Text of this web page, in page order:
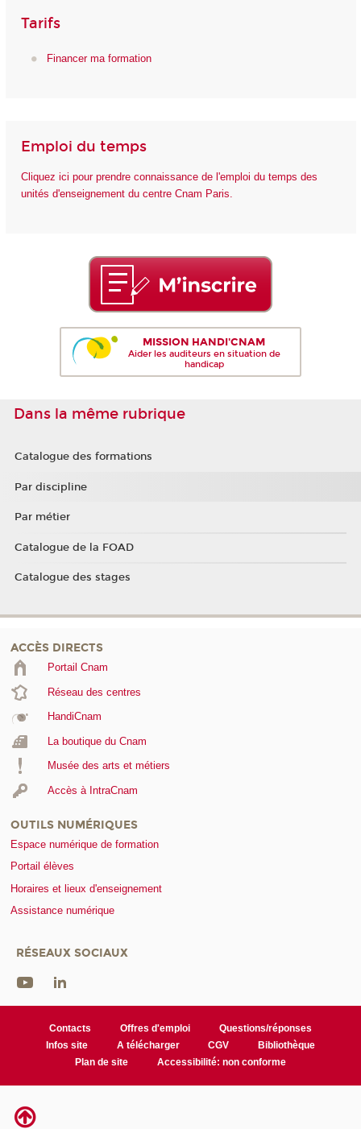
Tarifs
Financer ma formation
Emploi du temps
Cliquez ici pour prendre connaissance de l'emploi du temps des
unités d'enseignement du centre Cnam Paris.
MISSION HANDI'CNAM
Aider les auditeurs en situation de
handicap
Dans la même rubrique
Catalogue des formations
Par discipline
Par métier
Catalogue de la FOAD
Catalogue des stages
ACCÈS DIRECTS
Portail Cnam
Réseau des centres
HandiCnam
La boutique du Cnam
Musée des arts et métiers
Accès à IntraCnam
OUTILS NUMÉRIQUES
Espace numérique de formation
Portail élèves
Horaires et lieux d'enseignement
Assistance numérique
RÉSEAUX SOCIAUX
Contacts Offres d'emploi
Questions/réponses
Infos site
A télécharger CGV
Bibliothèque
Plan de site
Accessibilité: non conforme